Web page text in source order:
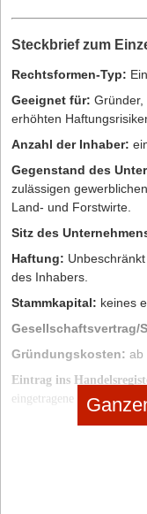
Steckbrief zum
Rechtsformen-Typ:
Geeignet für: Gründer,
erhöhten
Anzahl der Inhaber:
Gegenstand des
zulässigen
Land- und Forstwirte.
Sitz des
Haftung:
des Inhabers.
Stammkapital: keines
Gesellschaftsvertrag/
Gründungskosten: ab
Eintrag ins
eingetragene Kaufleute: ja
Wichtigste